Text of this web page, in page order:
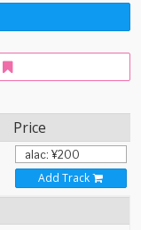
Price
Add Track